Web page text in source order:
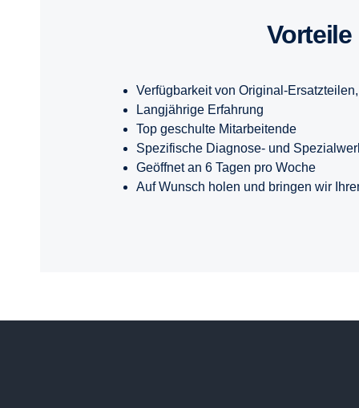
Vorteile
Verfügbarkeit von Original-
Langjährige Erfahrung
Top geschulte Mitarbeitende
Spezifische Diagnose- und
Geöffnet an 6 Tagen pro Woche
Auf Wunsch holen und bringen wir